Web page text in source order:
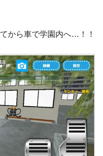
から車で学園内へ…！！